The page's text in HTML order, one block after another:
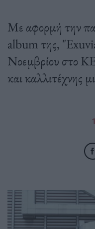
Με αφορμή την
album της,
Νοεμβρίου στο
και καλλιτέχνης